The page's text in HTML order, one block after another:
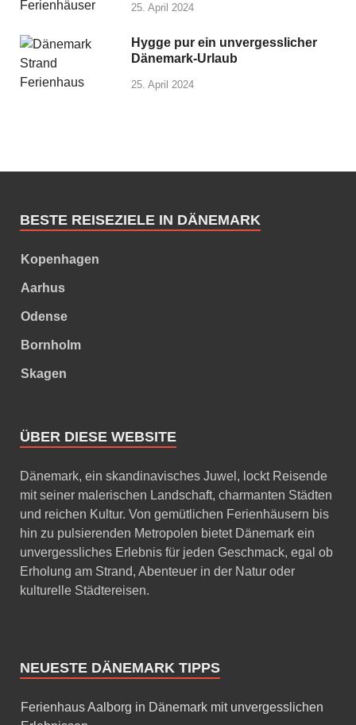
25. April 2024
Hygge pur ein unvergesslicher
Dänemark-Urlaub
25. April 2024
BESTE REISEZIELE IN DÄNEMARK
Kopenhagen
Aarhus
Odense
Bornholm
Skagen
ÜBER DIESE WEBSITE
Dänemark, ein skandinavisches Juwel, lockt Reisende
mit seiner malerischen Landschaft, charmanten Städten
und reichen Kultur. Von gemütlichen Ferienhäusern bis
hin zu pulsierenden Metropolen bietet Dänemark ein
unvergessliches Erlebnis für jeden Geschmack, egal ob
Erholung am Strand, Abenteuer in der Natur oder
kulturelle Städtereisen.
NEUESTE DÄNEMARK TIPPS
Ferienhaus Aalborg in Dänemark mit unvergesslichen